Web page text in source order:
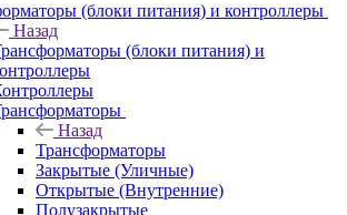
(блоки питания) и контроллеры
Назад
(блоки питания) и
Назад
Трансформаторы
Закрытые (Уличные)
Открытые (Внутренние)
Полузакрытые